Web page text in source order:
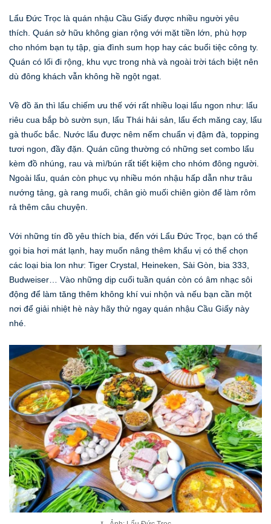
Lẩu Đức Trọc là quán nhậu Cầu Giấy được nhiều người yêu
thích. Quán sở hữu không gian rộng với mặt tiền lớn, phù hợp
cho nhóm bạn tụ tập, gia đình sum họp hay các buổi tiệc công ty.
Quán có lối đi rộng, khu vực trong nhà và ngoài trời tách biệt nên
dù đông khách vẫn không hề ngột ngạt.
Về đồ ăn thì lẩu chiếm ưu thế với rất nhiều loại lẩu ngon như: lẩu
riêu cua bắp bò sườn sụn, lẩu Thái hải sản, lẩu ếch măng cay, lẩu
gà thuốc bắc. Nước lẩu được nêm nếm chuẩn vị đậm đà, topping
tươi ngon, đầy đặn. Quán cũng thường có những set combo lẩu
kèm đồ nhúng, rau và mì/bún rất tiết kiệm cho nhóm đông người.
Ngoài lẩu, quán còn phục vụ nhiều món nhậu hấp dẫn như trâu
nướng tảng, gà rang muối, chân giò muối chiên giòn để làm rôm
rả thêm câu chuyện.
Với những tín đồ yêu thích bia, đến với Lẩu Đức Trọc, bạn có thể
gọi bia hơi mát lạnh, hay muốn nâng thêm khẩu vị có thể chọn
các loại bia lon như: Tiger Crystal, Heineken, Sài Gòn, bia 333,
Budweiser… Vào những dịp cuối tuần quán còn có âm nhạc sôi
động để làm tăng thêm không khí vui nhộn và nếu bạn cần một
nơi để giải nhiệt hè này hãy thử ngay quán nhậu Cầu Giấy này
nhé.